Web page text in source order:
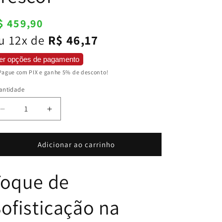
459,90
12x de R$ 46,17
opções de pagamento
com PIX e ganhe 5% de desconto!
Diminuir
a
quantidade
Prato
Borda
Dourada
Linha
Limão
Aumentar
a
quantidade
de
Prato
com
Borda
Linha
Limão
Adicionar ao carrinho
de
na